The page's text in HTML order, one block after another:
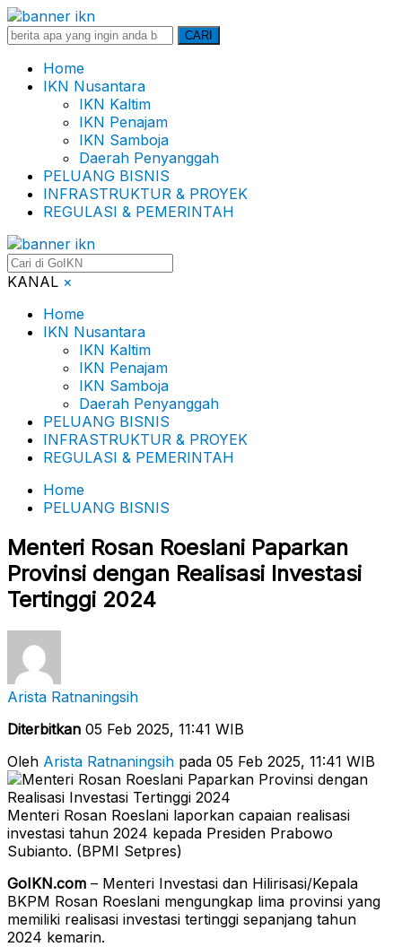
Search
CARI
Home
IKN Nusantara
IKN Kaltim
IKN Penajam
IKN Samboja
Daerah Penyanggah
PELUANG BISNIS
INFRASTRUKTUR & PROYEK
REGULASI & PEMERINTAH
KANAL ×
Home
IKN Nusantara
IKN Kaltim
IKN Penajam
IKN Samboja
Daerah Penyanggah
PELUANG BISNIS
INFRASTRUKTUR & PROYEK
REGULASI & PEMERINTAH
Home
PELUANG BISNIS
Menteri Rosan Roeslani Paparkan
Provinsi dengan Realisasi Investasi
Tertinggi 2024
Arista Ratnaningsih
Diterbitkan 05 Feb 2025, 11:41 WIB
Oleh Arista Ratnaningsih pada 05 Feb 2025, 11:41 WIB
Menteri Rosan Roeslani laporkan capaian realisasi
investasi tahun 2024 kepada Presiden Prabowo
Subianto. (BPMI Setpres)
GoIKN.com – Menteri Investasi dan Hilirisasi/Kepala
BKPM Rosan Roeslani mengungkap lima provinsi yang
memiliki realisasi investasi tertinggi sepanjang tahun
2024 kemarin.